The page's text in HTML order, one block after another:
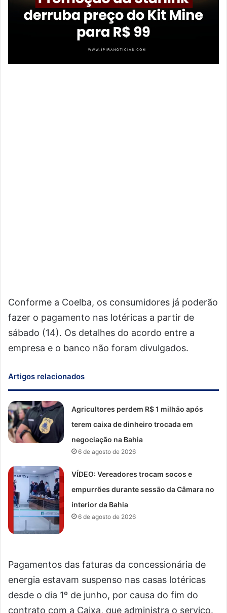
Conforme a Coelba, os consumidores já poderão
fazer o pagamento nas lotéricas a partir de
sábado (14). Os detalhes do acordo entre a
empresa e o banco não foram divulgados.
Artigos relacionados
Agricultores perdem R$ 1 milhão após
terem caixa de dinheiro trocada em
negociação na Bahia
6 de agosto de 2026
VÍDEO: Vereadores trocam socos e
empurrões durante sessão da Câmara no
interior da Bahia
6 de agosto de 2026
Pagamentos das faturas da concessionária de
energia estavam suspenso nas casas lotéricas
desde o dia 1º de junho, por causa do fim do
contrato com a Caixa, que administra o serviço.